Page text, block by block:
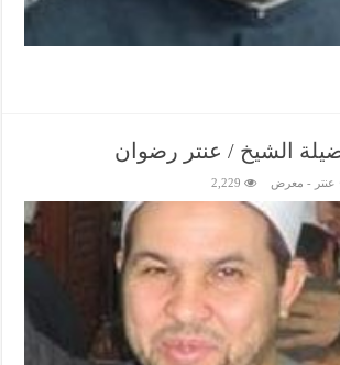
الشيخ / عنتر رضوان
عنتر - معرض 2,229